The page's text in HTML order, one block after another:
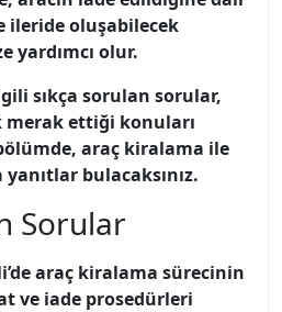
ileride oluşabilecek
yardımcı olur.
sıkça sorulan sorular,
merak ettiği konuları
araç kiralama ile
bulacaksınız.
Sorular
araç kiralama sürecinin
ve iade prosedürleri